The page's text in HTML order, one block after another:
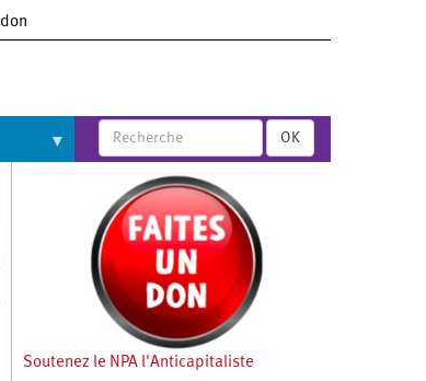
OK
Soutenez le NPA l'Anticapitaliste